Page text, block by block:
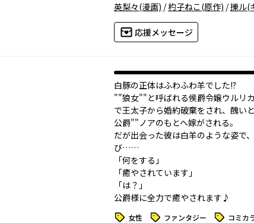
英梨々(漫画) /杓子ねこ(原作) /擽ル(
応援メッセージ
白豚の正体はふわふわ羊でした!?
""狼女""と呼ばれる侯爵令嬢ウルリ
で王太子から婚約破棄をされ、醜い
公爵""ノアのもとへ嫁がされる。
だが出会った彼は白羊のような姿で
び……
「何をする」
「癒やされています」
「は？」
公爵様に全力で癒やされます♪
タグ 女性 タグ ファンタジー タグ コミカ